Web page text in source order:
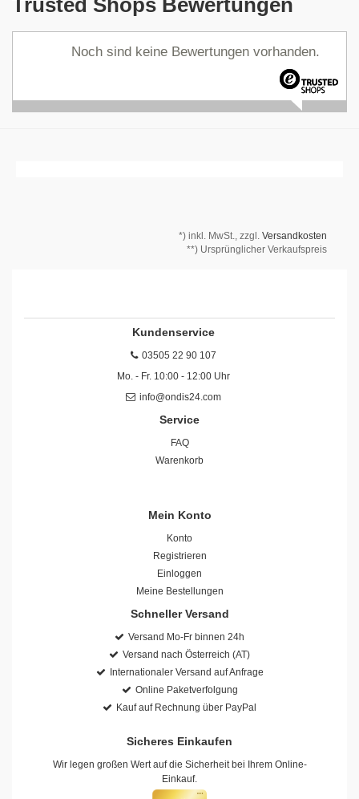
Noch sind keine Bewertungen vorhanden.
*) inkl. MwSt., zzgl. Versandkosten
**) Ursprünglicher Verkaufspreis
Kundenservice
03505 22 90 107
Mo. - Fr. 10:00 - 12:00 Uhr
info@ondis24.com
Service
FAQ
Warenkorb
Mein Konto
Konto
Registrieren
Einloggen
Meine Bestellungen
Schneller Versand
Versand Mo-Fr binnen 24h
Versand nach Österreich (AT)
Internationaler Versand auf Anfrage
Online Paketverfolgung
Kauf auf Rechnung über PayPal
Sicheres Einkaufen
Wir legen großen Wert auf die Sicherheit bei Ihrem Online-
Einkauf.